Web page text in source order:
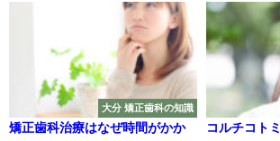
大分 矯正歯科の知識
矯正歯科治療はなぜ時間がかか
コルチコト